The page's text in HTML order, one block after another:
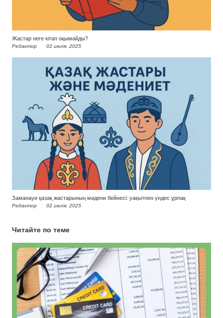
Жастар неге кітап оқымайды?
Редактор 02 июля, 2025
Заманауи қазақ жастарының мәдени бейнесі: уақытпен үндес ұрпақ
Редактор 02 июля, 2025
Читайте по теме